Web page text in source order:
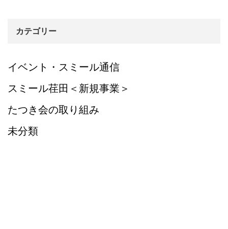
カテゴリー
イベント・スミール通信
スミール荏田＜新規事業＞
たつき会の取り組み
未分類